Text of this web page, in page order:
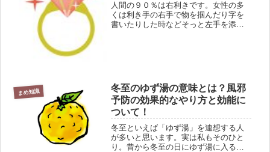
人間の９０％は右利きです。女性の多
くは利き手の右手で物を掴んだり字を
書いたりした時などそっと左手を添わ
まめ知識
冬至のゆず湯の意味とは？風邪
予防の効果的なやり方と効能に
ついて！
冬至といえば「ゆず湯」を連想する人
が多いと思います。実は私もそのひと
り。昔から冬至の日にゆず湯に入ると